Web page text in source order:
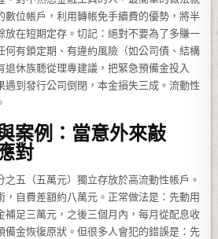
數位帳戶，利用轉帳免手續費的優勢，將半
放在短期定存。切記：絕對不要為了多賺一
何有鎖定期、有違約風險（如公司債、結構
退休族聽從理專建議，把緊急預備金投入
遇到發行公司倒閉，本金損失三成。流動性
案例：當意外來敲
對
五（五萬元）獨立存放於高流動性帳戶。
，自費差額約八萬元。正常做法是：先動用
補足三萬元，之後三個月內，每月從配息收
備金恢復原狀。但很多人會犯的錯誤是：先